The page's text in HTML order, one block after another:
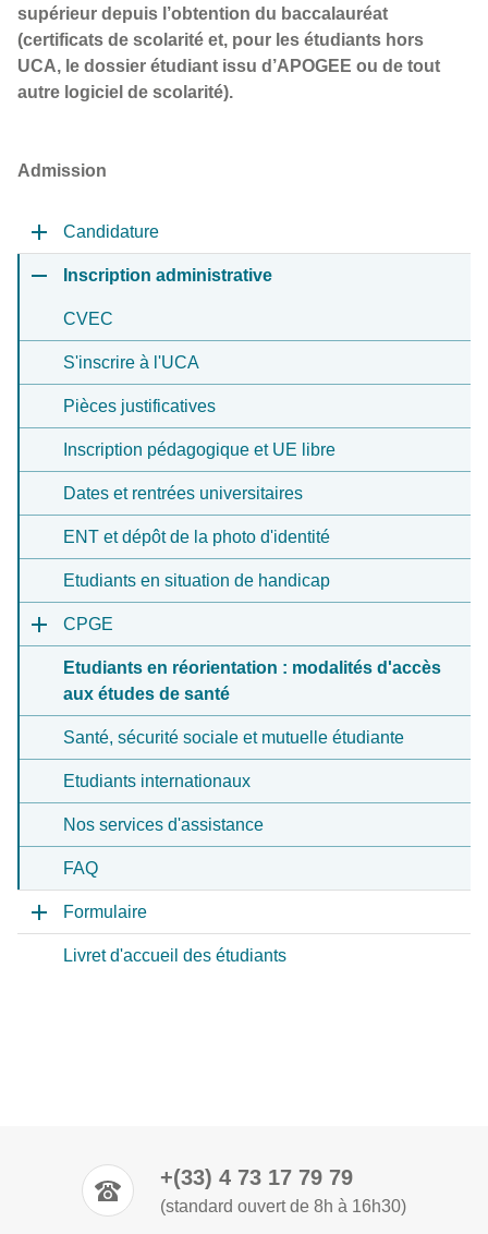
supérieur depuis l’obtention du baccalauréat
(certificats de scolarité et, pour les étudiants hors
UCA, le dossier étudiant issu d’APOGEE ou de tout
autre logiciel de scolarité).
Admission
Candidature
Inscription administrative
CVEC
S'inscrire à l'UCA
Pièces justificatives
Inscription pédagogique et UE libre
Dates et rentrées universitaires
ENT et dépôt de la photo d'identité
Etudiants en situation de handicap
CPGE
Etudiants en réorientation : modalités d'accès
aux études de santé
Santé, sécurité sociale et mutuelle étudiante
Etudiants internationaux
Nos services d'assistance
FAQ
Formulaire
Livret d'accueil des étudiants
+(33) 4 73 17 79 79
(standard ouvert de 8h à 16h30)